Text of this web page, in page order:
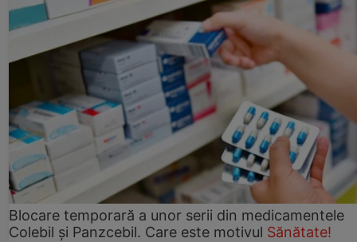
Blocare temporară a unor serii din medicamentele
Colebil și Panzcebil. Care este motivul Sănătate!